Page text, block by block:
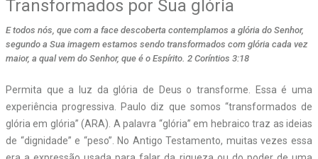
Transformados por Sua glória
E todos nós, que com a face descoberta contemplamos a glória do Senhor,
segundo a Sua imagem estamos sendo transformados com glória cada vez
maior, a qual vem do Senhor, que é o Espírito. 2 Coríntios 3:18
Permita que a luz da glória de Deus o transforme. Essa é uma
experiência progressiva. Paulo diz que somos “transformados de
glória em glória” (ARA). A palavra “glória” em hebraico traz as ideias
de “dignidade” e “peso”. No Antigo Testamento, muitas vezes essa